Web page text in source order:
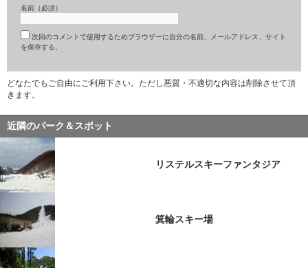
名前（必須）
次回のコメントで使用するためブラウザーに自分の名前、メールアドレス、サイト
を保存する。
どなたでもご自由にご利用下さい。ただし悪質・不適切な内容は削除させて頂
きます。
近隣のパーク＆スポット
リステルスキーファンタジア
箕輪スキー場